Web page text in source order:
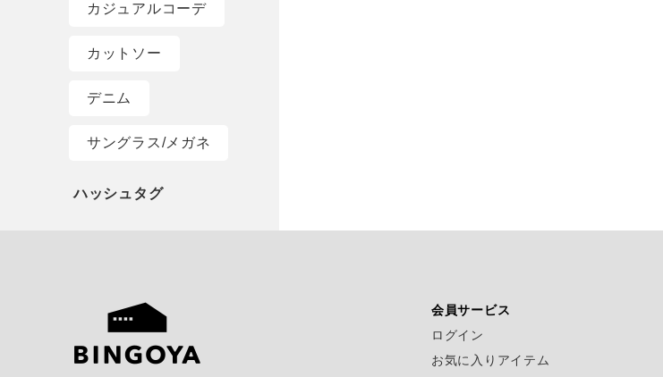
カジュアルコーデ
カットソー
デニム
サングラス/メガネ
会員サービス
ログイン
お気に入りアイテム